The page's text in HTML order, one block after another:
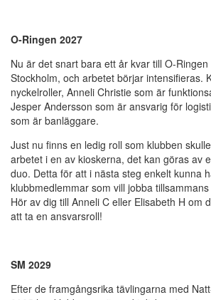
O-Ringen 2027
Nu är det snart bara ett år kvar till O-
Stockholm, och arbetet börjar intensifieras.
nyckelroller, Anneli Christie som är
Jesper Andersson som är ansvarig för
som är banläggare.
Just nu finns en ledig roll som klubben
arbetet i en av kioskerna, det kan göras av
duo. Detta för att i nästa steg enkelt kunna
klubbmedlemmar som vill jobba
Hör av dig till Anneli C eller Elisabeth H om
att ta en ansvarsroll!
SM 2029
Efter de framgångsrika tävlingarna med